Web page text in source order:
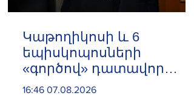
️Կաթողիկոսի և 6
եպիսկոպոսների
«գործով» դատավոր
Հակոբ Մանուկյանը
16:46 07.08.2026